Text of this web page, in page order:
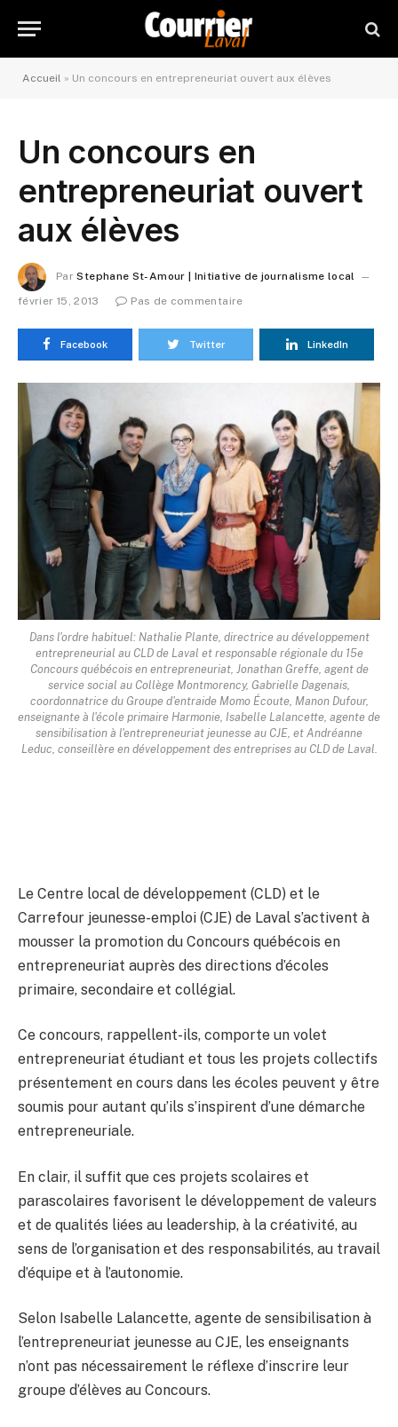
Accueil » Un concours en entrepreneuriat ouvert aux élèves
Un concours en
entrepreneuriat ouvert
aux élèves
Par Stephane St-Amour | Initiative de journalisme local
février 15, 2013
Pas de commentaire
Facebook Twitter LinkedIn
Dans l'ordre habituel: Nathalie Plante, directrice au développement
entrepreneurial au CLD de Laval et responsable régionale du 15e
Concours québécois en entrepreneuriat, Jonathan Greffe, agent de
service social au Collège Montmorency, Gabrielle Dagenais,
coordonnatrice du Groupe d'entraide Momo Écoute, Manon Dufour,
enseignante à l'école primaire Harmonie, Isabelle Lalancette, agente de
sensibilisation à l'entrepreneuriat jeunesse au CJE, et Andréanne
Leduc, conseillère en développement des entreprises au CLD de Laval.
Le Centre local de développement (CLD) et le
Carrefour jeunesse-emploi (CJE) de Laval s’activent à
mousser la promotion du Concours québécois en
entrepreneuriat auprès des directions d’écoles
primaire, secondaire et collégial.
Ce concours, rappellent-ils, comporte un volet
entrepreneuriat étudiant et tous les projets collectifs
présentement en cours dans les écoles peuvent y être
soumis pour autant qu’ils s’inspirent d’une démarche
entrepreneuriale.
En clair, il suffit que ces projets scolaires et
parascolaires favorisent le développement de valeurs
et de qualités liées au leadership, à la créativité, au
sens de l’organisation et des responsabilités, au travail
d’équipe et à l’autonomie.
Selon Isabelle Lalancette, agente de sensibilisation à
l’entrepreneuriat jeunesse au CJE, les enseignants
n’ont pas nécessairement le réflexe d’inscrire leur
groupe d’élèves au Concours.